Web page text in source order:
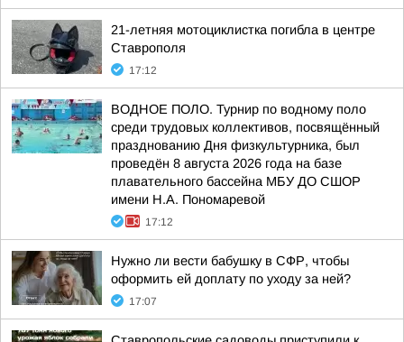
21-летняя мотоциклистка погибла в центре
Ставрополя
17:12
ВОДНОЕ ПОЛО. Турнир по водному поло
среди трудовых коллективов, посвящённый
празднованию Дня физкультурника, был
проведён 8 августа 2026 года на базе
плавательного бассейна МБУ ДО СШОР
имени Н.А. Пономаревой
17:12
Нужно ли вести бабушку в СФР, чтобы
оформить ей доплату по уходу за ней?
17:07